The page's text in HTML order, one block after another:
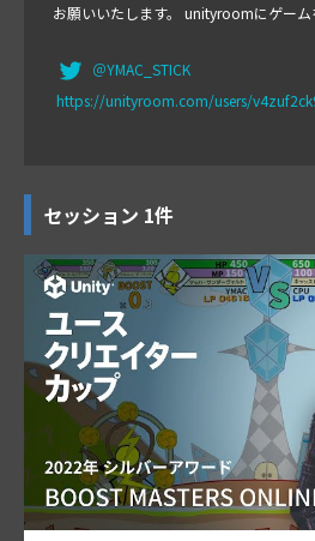
お願いいたします。 unityroomにゲーム
＠YMAC_STICK
https://unityroom.com/users/
セッション 1件